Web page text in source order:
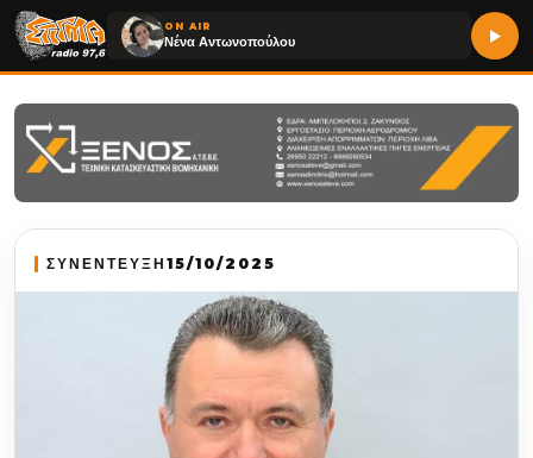
ON AIR
Νένα Αντωνοπούλου
ΣΥΝΕΝΤΕΥΞΗ 15/10/2025